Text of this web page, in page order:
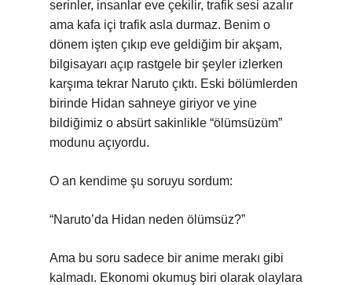
serinler, insanlar eve çekilir, trafik sesi azalır
ama kafa içi trafik asla durmaz. Benim o
dönem işten çıkıp eve geldiğim bir akşam,
bilgisayarı açıp rastgele bir şeyler izlerken
karşıma tekrar Naruto çıktı. Eski bölümlerden
birinde Hidan sahneye giriyor ve yine
bildiğimiz o absürt sakinlikle “ölümsüzüm”
modunu açıyordu.
O an kendime şu soruyu sordum:
“Naruto’da Hidan neden ölümsüz?”
Ama bu soru sadece bir anime merakı gibi
kalmadı. Ekonomi okumuş biri olarak olaylara